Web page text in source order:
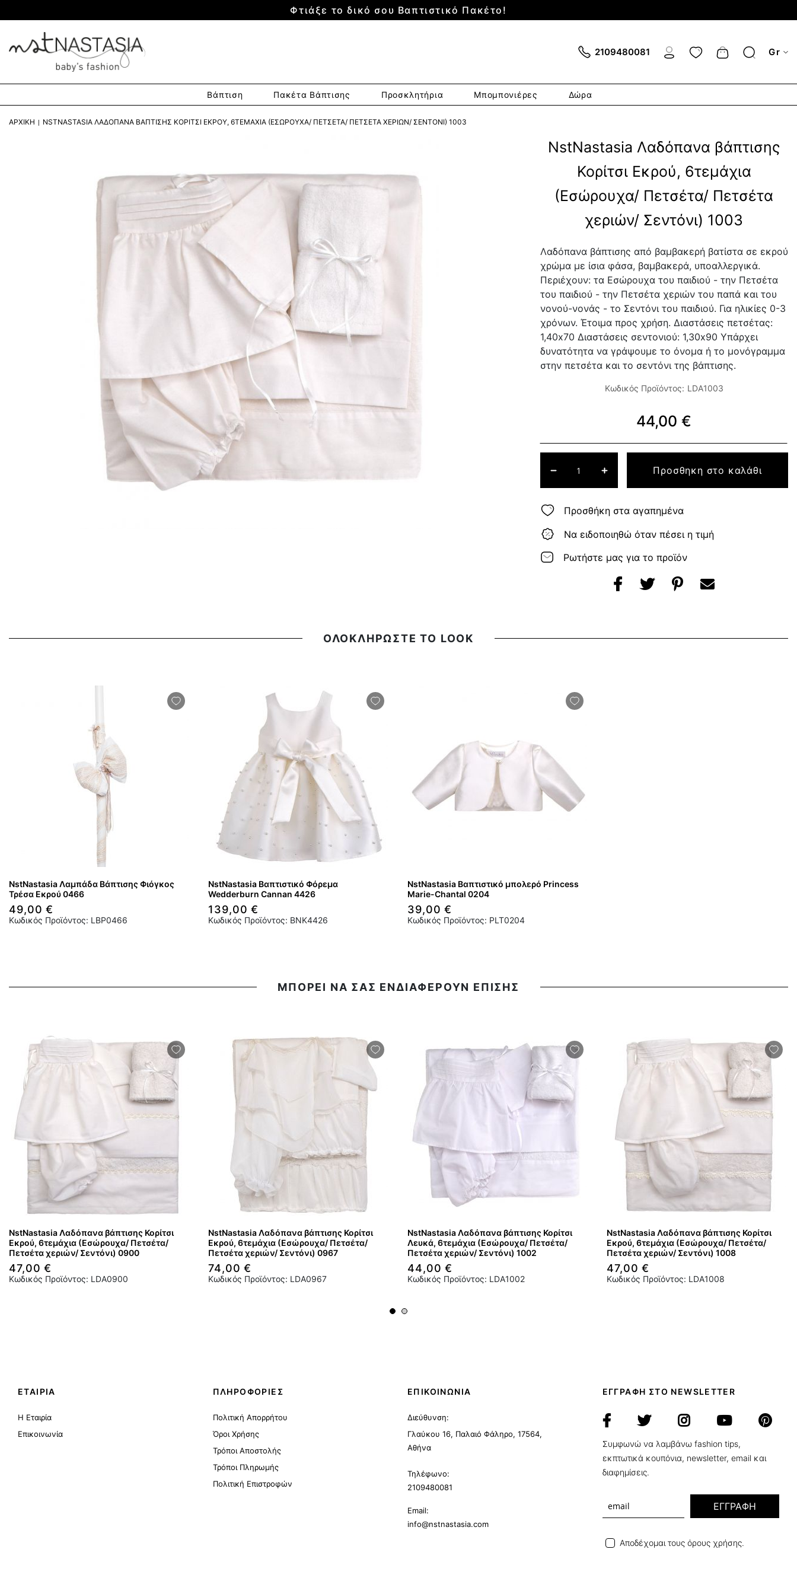
Φτιάξε το δικό σου Βαπτιστικό Πακέτο!
2109480081 Cart Gr
Βάπτιση Πακέτα Βάπτισης Προσκλητήρια Μπομπονιέρες Δώρα
ΑΡΧΙΚΉ NSTNASTASIA ΛΑΔΌΠΑΝΑ ΒΆΠΤΙΣΗΣ ΚΟΡΊΤΣΙ ΕΚΡΟΎ, 6ΤΕΜΆΧΙΑ (ΕΣΏΡΟΥΧΑ/ ΠΕΤΣΈΤΑ/ ΠΕΤΣΈΤΑ ΧΕΡΙΏΝ/ ΣΕΝΤΌΝΙ) 1003
NstNastasia Λαδόπανα βάπτισης
Κορίτσι Εκρού, 6τεμάχια
(Εσώρουχα/ Πετσέτα/ Πετσέτα
χεριών/ Σεντόνι) 1003
Λαδόπανα βάπτισης από βαμβακερή βατίστα σε εκρού
χρώμα με ίσια φάσα, βαμβακερά, υποαλλεργικά.
Περιέχουν: τα Εσώρουχα του παιδιού - την Πετσέτα
του παιδιού - την Πετσέτα χεριών του παπά και του
νονού-νονάς - το Σεντόνι του παιδιού. Για ηλικίες 0-3
χρόνων. Έτοιμα προς χρήση. Διαστάσεις πετσέτας:
1,40x70 Διαστάσεις σεντονιού: 1,30x90 Υπάρχει
δυνατότητα να γράψουμε το όνομα ή το μονόγραμμα
στην πετσέτα και το σεντόνι της βάπτισης.
Κωδικός Προϊόντος: LDA1003
44,00 €
Προσθηκη στο καλάθι
Προσθήκη στα αγαπημένα
Να ειδοποιηθώ όταν πέσει η τιμή
Ρωτήστε μας για το προϊόν
ΟΛΟΚΛΗΡΩΣΤΕ ΤΟ LOOK
NstNastasia Λαμπάδα Βάπτισης Φιόγκος
Τρέσα Εκρού 0466
49,00 €
Κωδικός Προϊόντος: LBP0466
NstNastasia Βαπτιστικό Φόρεμα
Wedderburn Cannan 4426
139,00 €
Κωδικός Προϊόντος: BNK4426
NstNastasia Βαπτιστικό μπολερό Princess
Marie-Chantal 0204
39,00 €
Κωδικός Προϊόντος: PLT0204
ΜΠΟΡΕΙ ΝΑ ΣΑΣ ΕΝΔΙΑΦΕΡΟΥΝ ΕΠΙΣΗΣ
NstNastasia Λαδόπανα βάπτισης Κορίτσι
Εκρού, 6τεμάχια (Εσώρουχα/ Πετσέτα/
Πετσέτα χεριών/ Σεντόνι) 0900
47,00 €
Κωδικός Προϊόντος: LDA0900
NstNastasia Λαδόπανα βάπτισης Κορίτσι
Εκρού, 6τεμάχια (Εσώρουχα/ Πετσέτα/
Πετσέτα χεριών/ Σεντόνι) 0967
74,00 €
Κωδικός Προϊόντος: LDA0967
NstNastasia Λαδόπανα βάπτισης Κορίτσι
Λευκά, 6τεμάχια (Εσώρουχα/ Πετσέτα/
Πετσέτα χεριών/ Σεντόνι) 1002
44,00 €
Κωδικός Προϊόντος: LDA1002
NstNastasia Λαδόπανα βάπτισης Κορίτσι
Εκρού, 6τεμάχια (Εσώρουχα/ Πετσέτα/
Πετσέτα χεριών/ Σεντόνι) 1008
47,00 €
Κωδικός Προϊόντος: LDA1008
ΕΤΑΙΡΙΑ
Η Εταιρία
Επικοινωνία
ΠΛΗΡΟΦΟΡΙΕΣ
Πολιτική Απορρήτου
Όροι Χρήσης
Τρόποι Αποστολής
Τρόποι Πληρωμής
Πολιτική Επιστροφών
ΕΠΙΚΟΙΝΩΝΙΑ
Διεύθυνση:
Γλαύκου 16, Παλαιό Φάληρο, 17564,
Αθήνα
Τηλέφωνο:
2109480081
Email:
info@nstnastasia.com
ΕΓΓΡΑΦΗ ΣΤΟ NEWSLETTER
Συμφωνώ να λαμβάνω fashion tips,
εκπτωτικά κουπόνια, newsletter, email και
διαφημίσεις.
ΕΓΓΡΑΦΗ
Αποδέχομαι τους όρους χρήσης.